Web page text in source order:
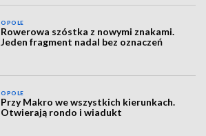
OPOLE
Rowerowa szóstka z nowymi znakami.
Jeden fragment nadal bez oznaczeń
OPOLE
Przy Makro we wszystkich kierunkach.
Otwierają rondo i wiadukt